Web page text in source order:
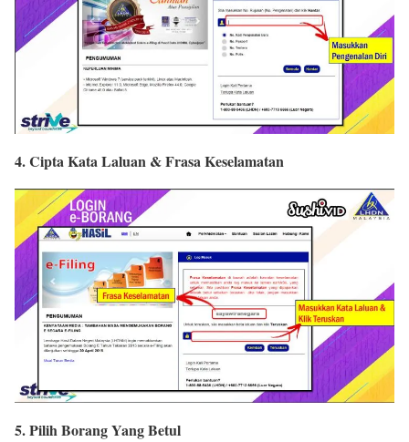
4. Cipta Kata Laluan & Frasa Keselamatan
5. Pilih Borang Yang Betul